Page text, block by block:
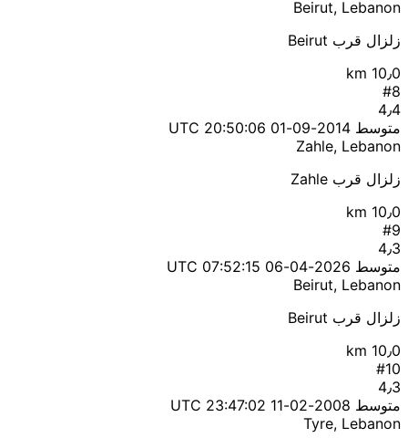
Beirut, Lebanon
زلزال قرب Beirut
10٫0 km
#8
4٫4
متوسط 2014-09-01 20:50:06 UTC
Zahle, Lebanon
زلزال قرب Zahle
10٫0 km
#9
4٫3
متوسط 2026-04-06 07:52:15 UTC
Beirut, Lebanon
زلزال قرب Beirut
10٫0 km
#10
4٫3
متوسط 2008-02-11 23:47:02 UTC
Tyre, Lebanon